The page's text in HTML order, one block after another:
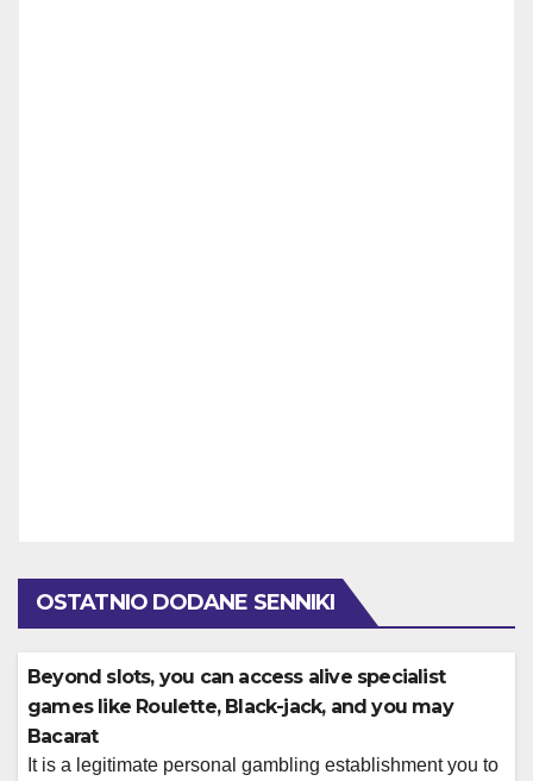
OSTATNIO DODANE SENNIKI
Beyond slots, you can access alive specialist
games like Roulette, Black-jack, and you may
Bacarat
It is a legitimate personal gambling establishment you to